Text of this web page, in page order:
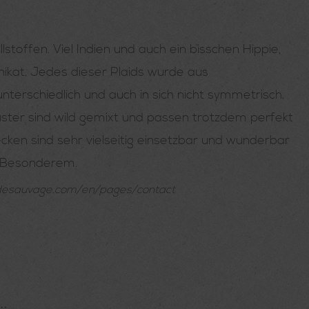
Viel Indien und auch ein bisschen Hippie,
Jedes dieser Plaids wurde aus
und auch in sich nicht symmetrisch.
sind wild gemixt und passen trotzdem perfekt
sind sehr vielseitig einsetzbar und wunderbar
en/pages/contact